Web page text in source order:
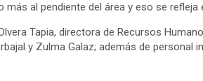
más al pendiente del área y eso se refleja
Tapia, directora de Recursos
y Zulma Galaz; además de personal